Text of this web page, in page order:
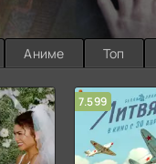
Аниме Топ
7.599